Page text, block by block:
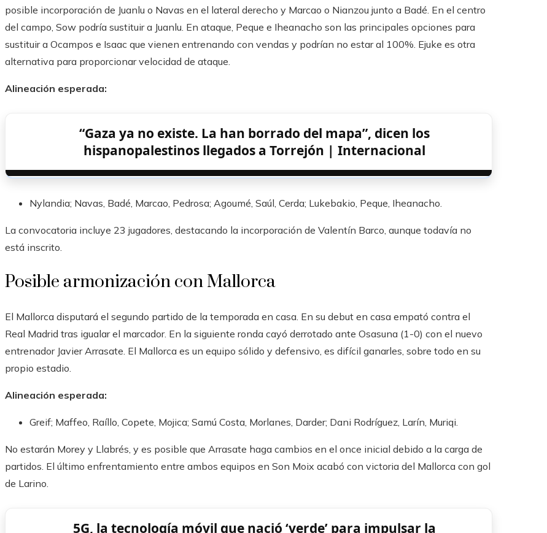
posible incorporación de Juanlu o Navas en el lateral derecho y Marcao o Nianzou junto a Badé. En el centro
del campo, Sow podría sustituir a Juanlu. En ataque, Peque e Iheanacho son las principales opciones para
sustituir a Ocampos e Isaac que vienen entrenando con vendas y podrían no estar al 100%. Ejuke es otra
alternativa para proporcionar velocidad de ataque.
Alineación esperada:
“Gaza ya no existe. La han borrado del mapa”, dicen los
hispanopalestinos llegados a Torrejón | Internacional
Nylandia; Navas, Badé, Marcao, Pedrosa; Agoumé, Saúl, Cerda; Lukebakio, Peque, Iheanacho.
La convocatoria incluye 23 jugadores, destacando la incorporación de Valentín Barco, aunque todavía no
está inscrito.
Posible armonización con Mallorca
El Mallorca disputará el segundo partido de la temporada en casa. En su debut en casa empató contra el
Real Madrid tras igualar el marcador. En la siguiente ronda cayó derrotado ante Osasuna (1-0) con el nuevo
entrenador Javier Arrasate. El Mallorca es un equipo sólido y defensivo, es difícil ganarles, sobre todo en su
propio estadio.
Alineación esperada:
Greif; Maffeo, Raíllo, Copete, Mojica; Samú Costa, Morlanes, Darder; Dani Rodríguez, Larín, Muriqi.
No estarán Morey y Llabrés, y es posible que Arrasate haga cambios en el once inicial debido a la carga de
partidos. El último enfrentamiento entre ambos equipos en Son Moix acabó con victoria del Mallorca con gol
de Larino.
5G, la tecnología móvil que nació ‘verde’ para impulsar la